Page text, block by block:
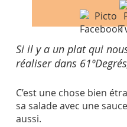
Si il y a un plat qui
réaliser dans
C’est une chose bien
sa salade avec une
aussi.